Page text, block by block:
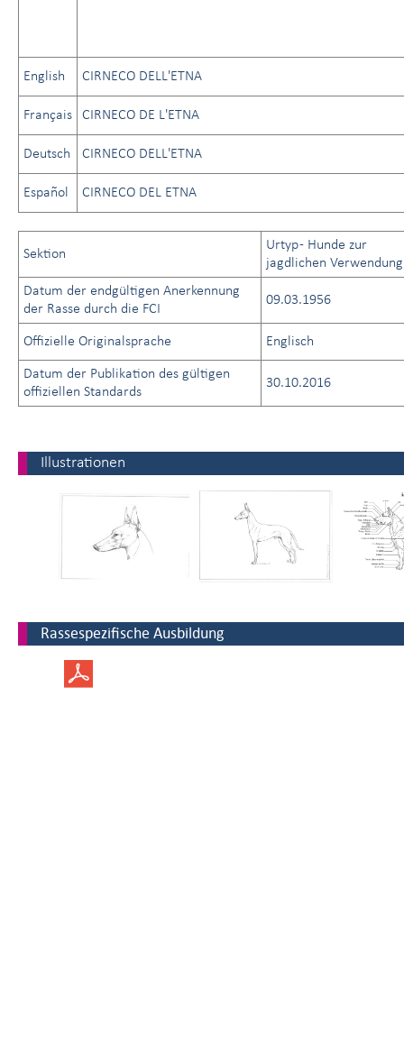
English CIRNECO DELL'ETNA
Français CIRNECO DE L'ETNA
Deutsch CIRNECO DELL'ETNA
Español CIRNECO DEL ETNA
Sektion
Urtyp - Hunde zur
jagdlichen Verwendung
Datum der endgültigen Anerkennung
der Rasse durch die FCI
09.03.1956
Offizielle Originalsprache Englisch
Datum der Publikation des gültigen
offiziellen Standards
30.10.2016
Illustrationen
Rassespezifische Ausbildung